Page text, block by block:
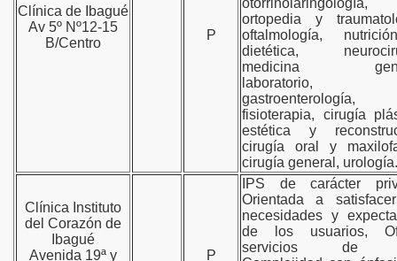
Clínica de Ibagué
Av 5º Nº12-15
B/Centro
P
otorrinolaringología,
ortopedia y
oftalmología,
dietética,
medicina
laboratorio,
gastroenterología,
fisioterapia, cirugía
estética y
cirugía oral y
cirugía general, urología.
Clínica Instituto
del Corazón de
Ibagué
Avenida 19ª y
P
IPS de carácter
Orientada a
necesidades y
de los usuarios,
servicios de